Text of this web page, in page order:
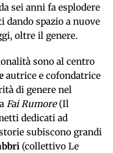
sei anni fa esplodere
spazio a nuove
oltre il genere.
sono al centro
autrice e cofondatrice
di genere nel
Fai Rumore(Il
dedicati ad
subiscono grandi
(collettivo Le